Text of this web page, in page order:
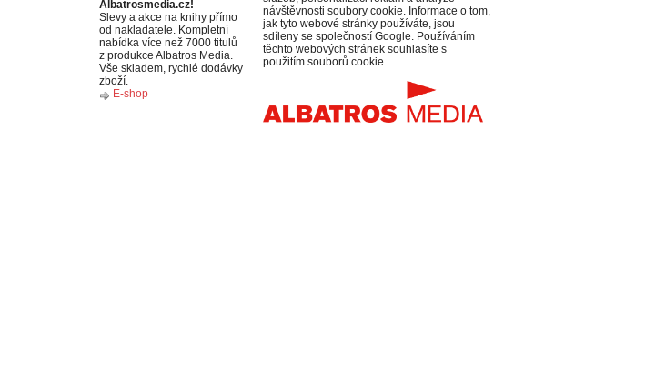
Albatrosmedia.cz!
Slevy a akce na knihy přímo
od nakladatele. Kompletní
nabídka více než 7000 titulů
z produkce Albatros Media.
Vše skladem, rychlé dodávky
zboží.
E-shop
návštěvnosti soubory cookie. Informace o tom,
jak tyto webové stránky používáte, jsou
sdíleny se společností Google. Používáním
těchto webových stránek souhlasíte s
použitím souborů cookie.